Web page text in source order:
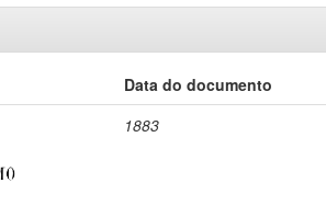
Data do documento
1883